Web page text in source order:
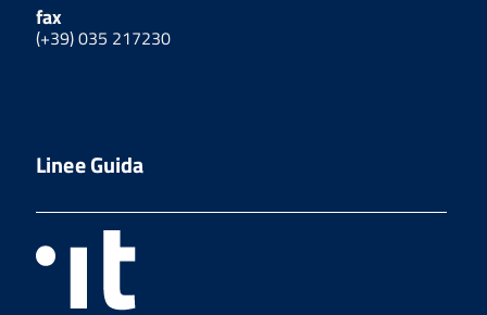
fax
(+39) 035 217230
Linee Guida